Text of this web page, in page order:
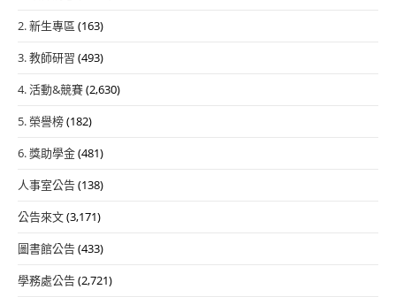
2. 新生專區 (163)
3. 教師研習 (493)
4. 活動&競賽(2,630)
5. 榮譽榜(182)
6. 獎助學金(481)
人事室公告(138)
公告來文(3,171)
圖書館公告(433)
學務處公告(2,721)